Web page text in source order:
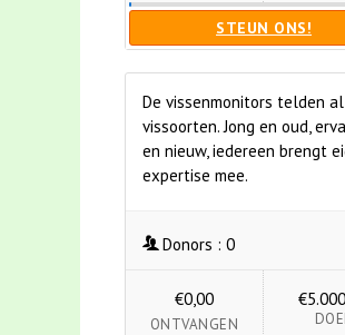
STEUN ONS!
De vissenmonitors telden
vissoorten. Jong en oud,
en nieuw, iedereen brengt
expertise mee.
Donors : 0
€0,00
ONTVANGEN